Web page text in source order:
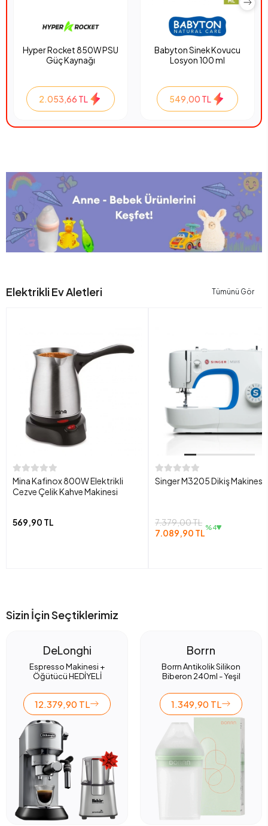
Hyper Rocket 850W PSU
Güç Kaynağı
2.053,66 TL
Babyton Sinek Kovucu
Losyon 100 ml
549,00 TL
Elektrikli Ev Aletleri Tümünü Gör
Mina Kafinox 800W Elektrikli
Cezve Çelik Kahve Makinesi
569,90 TL
Singer M3205 Dikiş Makinesi
7.379,00 TL
7.089,90 TL %4
Sizin İçin Seçtiklerimiz
DeLonghi
Espresso Makinesi +
Öğütücü HEDİYELİ
12.379,90 TL
Borrn
Borrn Antikolik Silikon
Biberon 240ml - Yeşil
1.349,90 TL